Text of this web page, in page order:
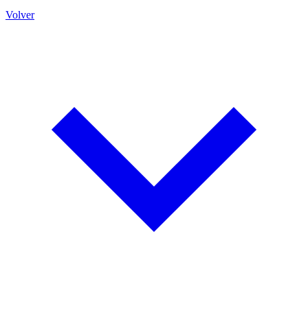
Volver